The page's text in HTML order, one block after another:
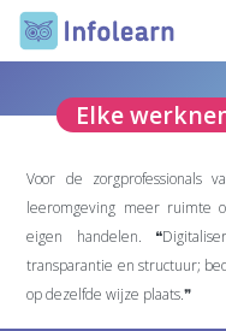
Elke
Voor de zorgprofessionals
leeromgeving meer ruimte
eigen handelen.
transparantie en structuur;
op dezelfde wijze plaats.❞